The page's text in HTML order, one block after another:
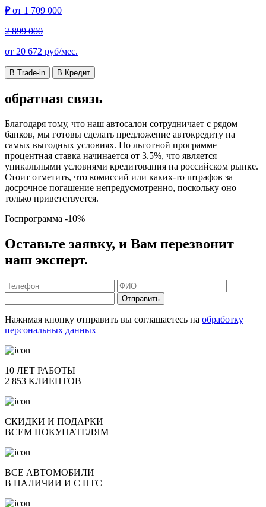
₽от 1 709 000
2 899 000
от 20 672 руб/мес.
В Trade-in В Кредит
обратная связь
Благодаря тому, что наш автосалон сотрудничает с рядом
банков, мы готовы сделать предложение автокредиту на
самых выгодных условиях. По льготной программе
процентная ставка начинается от 3.5%, что является
уникальными условиями кредитования на российском рынке.
Стоит отметить, что комиссий или каких-то штрафов за
досрочное погашение непредусмотренно, поскольку оно
только приветствуется.
Госпрограмма -10%
Оставьте заявку, и Вам перезвонит
наш эксперт.
Отправить
Нажимая кнопку отправить вы соглашаетесь на обработку
персональных данных
10 ЛЕТ РАБОТЫ
2 853 КЛИЕНТОВ
СКИДКИ И ПОДАРКИ
ВСЕМ ПОКУПАТЕЛЯМ
ВСЕ АВТОМОБИЛИ
В НАЛИЧИИ И С ПТС